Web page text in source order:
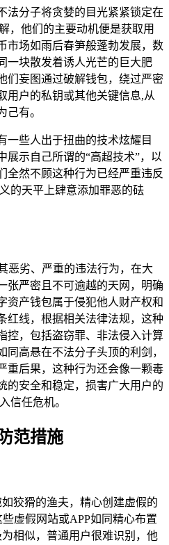
法分子将贪婪的目光紧紧锁定在
，他们的主要动机便是获取用
市场如雨后春笋般蓬勃发展，数
一块散发着诱人光芒的巨大肥
们妄图通过破解钱包，绕过严密
用户的私钥或其他关键信息,从
己有。
一些人出于扭曲的技术炫耀目
展示自己所谓的“高超技术”，以
全然不顾这种行为已经严重违反
的天平上肆意添加罪恶的砝
恶劣、严重的违法行为，在大
张严密且不可逾越的天网，明确
资产钱包属于侵犯他人财产权和
红线，根据相关法律法规，这种
控，包括盗窃罪、非法侵入计算
高悬在不法分子头顶的利剑，
重后果，这种行为还会像一颗毒
的安全和稳定，损害广大用户的
信任危机。
范措施
如狡猾的渔夫，精心创建虚假的
虚假网站或APP如同精心布置
相似，普通用户很难识别，他